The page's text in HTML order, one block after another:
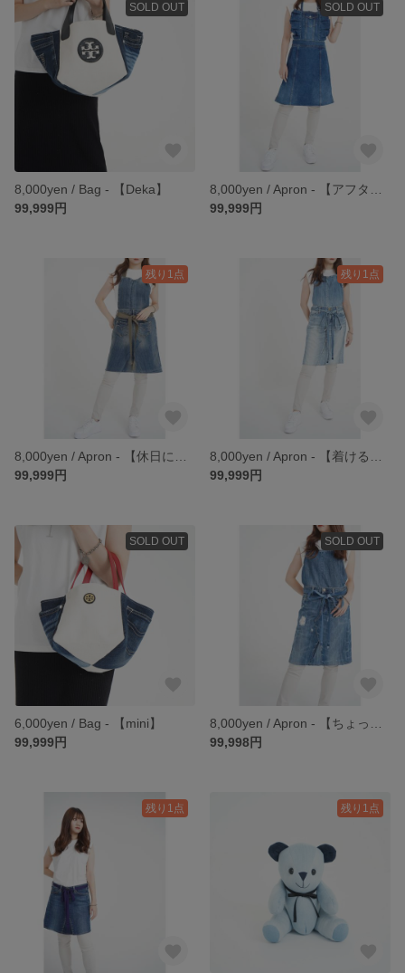
SOLD OUT
8,000yen / Bag - 【Deka】
99,999円
SOLD OUT
99,999円
残り1点
99,999円
残り1点
99,999円
SOLD OUT
6,000yen / Bag - 【mini】
99,999円
SOLD OUT
99,998円
残り1点 残り1点